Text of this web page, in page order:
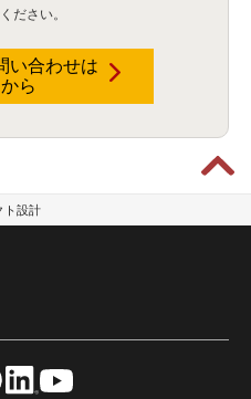
ト設計
ださい。
い合わせは
ら